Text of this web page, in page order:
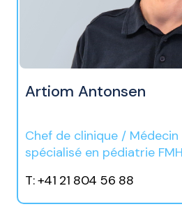
Artiom Antonsen
Chef de clinique /
spécialisé en pédiatrie FMH
T: +41 21 804 56 88